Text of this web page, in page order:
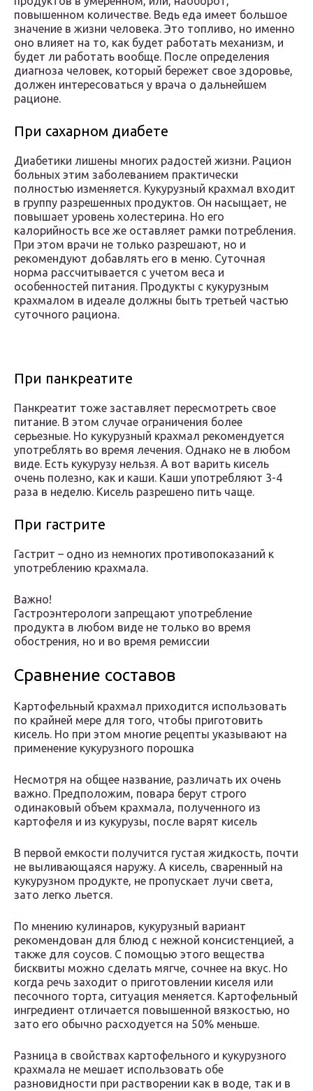
повышенном количестве. Ведь еда имеет большое
значение в жизни человека. Это топливо, но именно
оно влияет на то, как будет работать механизм, и
будет ли работать вообще. После определения
диагноза человек, который бережет свое здоровье,
должен интересоваться у врача о дальнейшем
рационе.
При сахарном диабете
Диабетики лишены многих радостей жизни. Рацион
больных этим заболеванием практически
полностью изменяется. Кукурузный крахмал входит
в группу разрешенных продуктов. Он насыщает, не
повышает уровень холестерина. Но его
калорийность все же оставляет рамки потребления.
При этом врачи не только разрешают, но и
рекомендуют добавлять его в меню. Суточная
норма рассчитывается с учетом веса и
особенностей питания. Продукты с кукурузным
крахмалом в идеале должны быть третьей частью
суточного рациона.
При панкреатите
Панкреатит тоже заставляет пересмотреть свое
питание. В этом случае ограничения более
серьезные. Но кукурузный крахмал рекомендуется
употреблять во время лечения. Однако не в любом
виде. Есть кукурузу нельзя. А вот варить кисель
очень полезно, как и каши. Каши употребляют 3-4
раза в неделю. Кисель разрешено пить чаще.
При гастрите
Гастрит – одно из немногих противопоказаний к
употреблению крахмала.
Важно!
Гастроэнтерологи запрещают употребление
продукта в любом виде не только во время
обострения, но и во время ремиссии
Сравнение составов
Картофельный крахмал приходится использовать
по крайней мере для того, чтобы приготовить
кисель. Но при этом многие рецепты указывают на
применение кукурузного порошка
Несмотря на общее название, различать их очень
важно. Предположим, повара берут строго
одинаковый объем крахмала, полученного из
картофеля и из кукурузы, после варят кисель
В первой емкости получится густая жидкость, почти
не выливающаяся наружу. А кисель, сваренный на
кукурузном продукте, не пропускает лучи света,
зато легко льется.
По мнению кулинаров, кукурузный вариант
рекомендован для блюд с нежной консистенцией, а
также для соусов. С помощью этого вещества
бисквиты можно сделать мягче, сочнее на вкус. Но
когда речь заходит о приготовлении киселя или
песочного торта, ситуация меняется. Картофельный
ингредиент отличается повышенной вязкостью, но
зато его обычно расходуется на 50% меньше.
Разница в свойствах картофельного и кукурузного
крахмала не мешает использовать обе
разновидности при растворении как в воде, так и в